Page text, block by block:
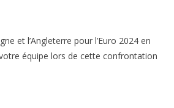
et l’Angleterre pour l’Euro 2024 en
équipe lors de cette confrontation